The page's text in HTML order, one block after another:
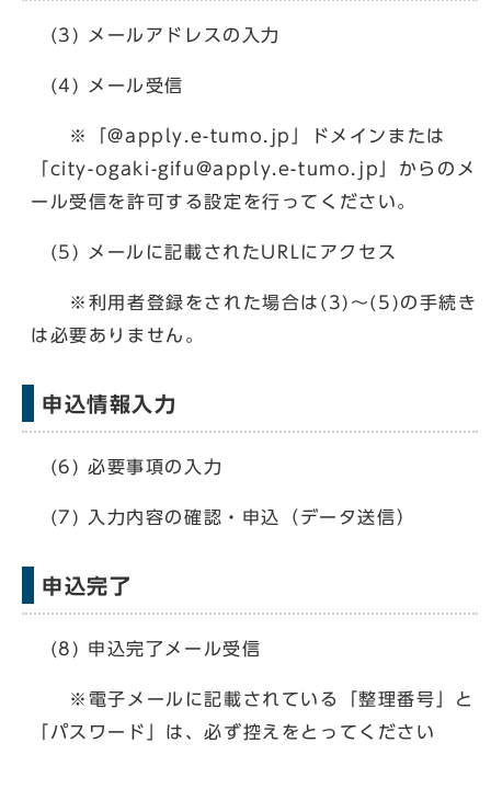
(3) メールアドレスの入力
(4) メール受信
※「@apply.e-tumo.jp」ドメインまたは
「city-ogaki-gifu@apply.e-tumo.jp」からのメ
ール受信を許可する設定を行ってください。
(5) メールに記載されたURLにアクセス
※利用者登録をされた場合は(3)～(5)の手続き
は必要ありません。
申込情報入力
(6) 必要事項の入力
(7) 入力内容の確認・申込（データ送信）
申込完了
(8) 申込完了メール受信
※電子メールに記載されている「整理番号」と
「パスワード」は、必ず控えをとってください